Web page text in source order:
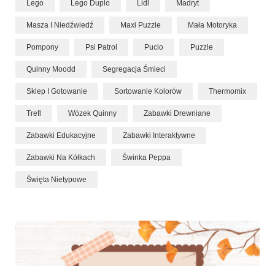
Lego Lego Duplo Lidl Madryt
Masza I Niedźwiedź Maxi Puzzle Mała Motoryka
Pompony Psi Patrol Pucio Puzzle
Quinny Moodd Segregacja Śmieci
Sklep I Gotowanie Sortowanie Kolorów Thermomix
Trefl Wózek Quinny Zabawki Drewniane
Zabawki Edukacyjne Zabawki Interaktywne
Zabawki Na Kółkach Świnka Peppa
Święta Nietypowe